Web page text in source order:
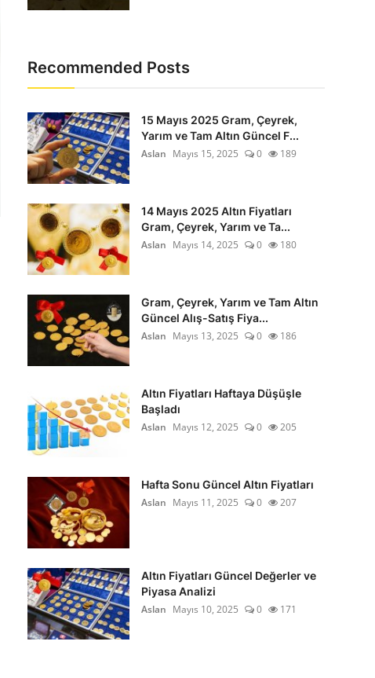
Recommended Posts
15 Mayıs 2025 Gram, Çeyrek,
Yarım ve Tam Altın Güncel F...
Aslan Mayıs 15, 2025 0 189
14 Mayıs 2025 Altın Fiyatları
Gram, Çeyrek, Yarım ve Ta...
Aslan Mayıs 14, 2025 0 180
Gram, Çeyrek, Yarım ve Tam Altın
Güncel Alış-Satış Fiya...
Aslan Mayıs 13, 2025 0 186
Altın Fiyatları Haftaya Düşüşle
Başladı
Aslan Mayıs 12, 2025 0 205
Hafta Sonu Güncel Altın Fiyatları
Aslan Mayıs 11, 2025 0 207
Altın Fiyatları Güncel Değerler ve
Piyasa Analizi
Aslan Mayıs 10, 2025 0 171